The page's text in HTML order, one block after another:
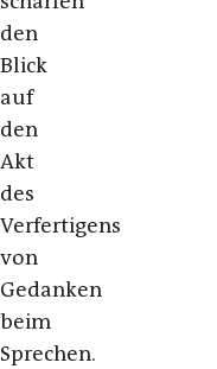
den
Blick
auf
den
Akt
des
Verfertigens
von
Gedanken
beim
Sprechen.